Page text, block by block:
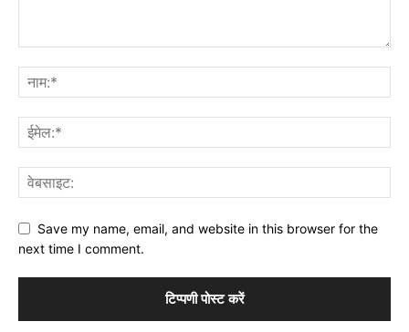
Save my name, email, and website in this browser for the
next time I comment.